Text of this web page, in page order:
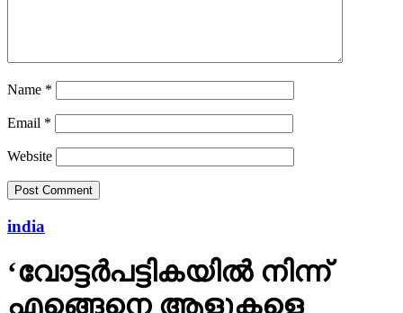
Name *
Email *
Website
india
‘വോട്ടര്‍പട്ടികയില്‍ നിന്ന്
എങ്ങെനെ ആളുകളെ